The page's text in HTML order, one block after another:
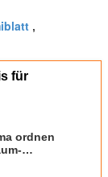
,
für
ordnen